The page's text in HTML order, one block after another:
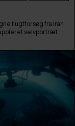
flugtforsøg fra Iran
selvportræt.